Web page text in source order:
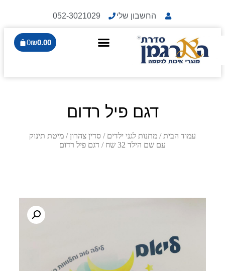
החשבון שלי 052-3021029
₪0.00
0
דגם פיל רדום
עמוד הבית / מתנות לגני ילדים / סדין צהרון / מיטת תינוק
עם שם הילד 32 שח
/ דגם פיל רדום